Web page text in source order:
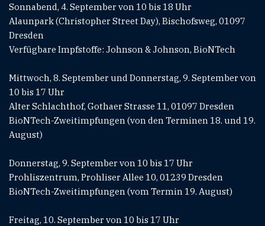
Sonnabend, 4. September von 10 bis 18 Uhr
Alaunpark (Christopher Street Day), Bischofsweg, 01097
Dresden
Verfügbare Impfstoffe: Johnson & Johnson, BioNTech
Mittwoch, 8. September und Donnerstag, 9. September von
10 bis 17 Uhr
Alter Schlachthof, Gothaer Strasse 11, 01097 Dresden
BioNTech-Zweitimpfungen (von den Terminen 18. und 19.
August)
Donnerstag, 9. September von 10 bis 17 Uhr
Prohliszentrum, Prohliser Allee 10, 01239 Dresden
BioNTech-Zweitimpfungen (vom Termin 19. August)
Freitag, 10. September von 10 bis 17 Uhr